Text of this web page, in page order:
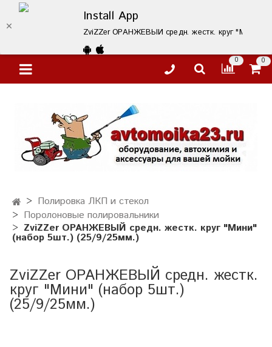
Install App
ZviZZer ОРАНЖЕВЫЙ средн. жестк. круг "Мини"
0 0
Полировка ЛКП и стекол
Поролоновые полировальники
ZviZZer ОРАНЖЕВЫЙ средн. жестк. круг "Мини"
(набор 5шт.) (25/9/25мм.)
ZviZZer ОРАНЖЕВЫЙ средн. жестк.
круг "Мини" (набор 5шт.)
(25/9/25мм.)